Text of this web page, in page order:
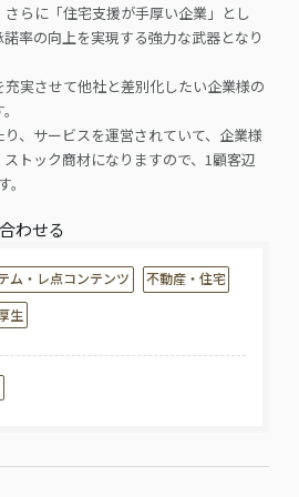
らに「住宅支援が手厚い企業」とし
率の向上を実現する強力な武器となり
実させて他社と差別化したい企業様の
、サービスを運営されていて、企業様
トック商材になりますので、1顧客辺
わせる
ム・レ点コンテンツ
不動産・住宅
生